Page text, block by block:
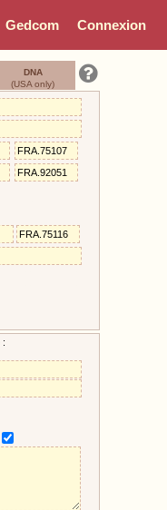
Connexion
Gedcom
DNA
(USA only)
: